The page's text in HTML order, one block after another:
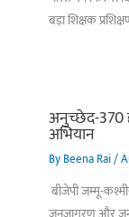
बड़ा शिक्षक
अनुच्छेद-370
अभियान
ByBeena Rai/
बीजेपी जम्मू-